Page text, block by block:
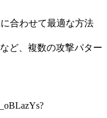
合わせて最適な方法
ど、複数の攻撃パター